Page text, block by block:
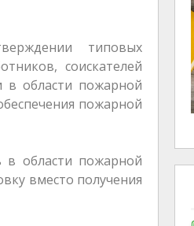
типовых
соискателей
в области пожарной
пожарной
в области пожарной
вместо получения